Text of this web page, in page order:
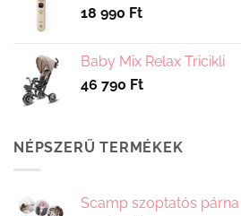
18 990 Ft
Baby Mix Relax Tricikli
46 790 Ft
NÉPSZERŰ TERMÉKEK
Scamp szoptatós párna